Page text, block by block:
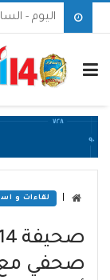
اليوم - الساعة 03:40 ص بتوقيت
لقاءات و
صحفي مع